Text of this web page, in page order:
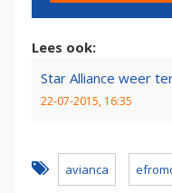
Lees ook:
Star Alliance weer
22-07-2015, 16:35
avianca